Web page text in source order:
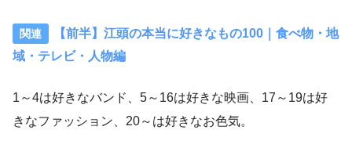
【前半】江頭の本当に好きなもの100｜食べ物・地
域・テレビ・人物編
1～4は好きなバンド、5～16は好きな映画、17～19は好
きなファッション、20～は好きなお色気。